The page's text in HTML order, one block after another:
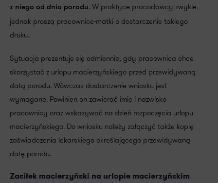
z niego od dnia porodu. W praktyce pracodawcy zwykle
jednak proszą pracownice-matki o dostarczenie takiego
druku.
Sytuacja prezentuje się odmiennie, gdy pracownica chce
skorzystać z urlopu macierzyńskiego przed przewidywaną
datą porodu. Wówczas dostarczenie wniosku jest
wymagane. Powinien on zawierać imię i nazwisko
pracownicy oraz wskazywać na dzień rozpoczęcia urlopu
macierzyńskiego. Do wniosku należy załączyć także kopię
zaświadczenia lekarskiego określającego przewidywaną
datę porodu.
Zasiłek macierzyński na urlopie macierzyńskim